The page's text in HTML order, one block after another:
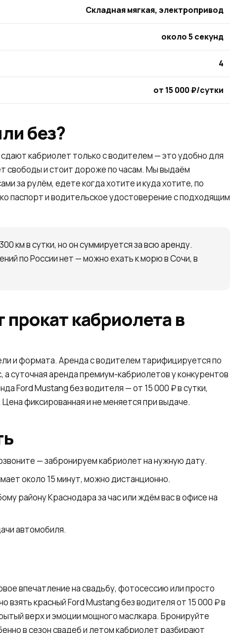
Складная мягкая, электропривод
около 5 секунд
4
от 15 000 ₽/сутки
без?
кабриолет только с водителем — это удобно для
свободы и стоит дороже по часам. Мы выдаём
за рулём, едете когда хотите и куда хотите, по
паспорт и водительское удостоверение с подходящим
км в сутки, но он суммируется за всю аренду.
по России нет — можно ехать к морю в Сочи, в
кабриолета в
и формата. Аренда с водителем тарифицируется по
а суточная аренда премиум-кабриолетов у конкурентов
Ford Mustang без водителя — от 15 000 ₽ в сутки,
фиксированная и не меняется при выдаче.
— забронируем кабриолет на нужную дату.
около 15 минут, можно дистанционно.
району Краснодара за час или ждём вас в офисе на
автомобиля.
впечатление на свадьбу, фотосессию или просто
взять красный Ford Mustang без водителя от 15 000 ₽ в
верх и эмоции мощного маслкара. Бронируйте
в сезон свадеб и летом кабриолет разбирают